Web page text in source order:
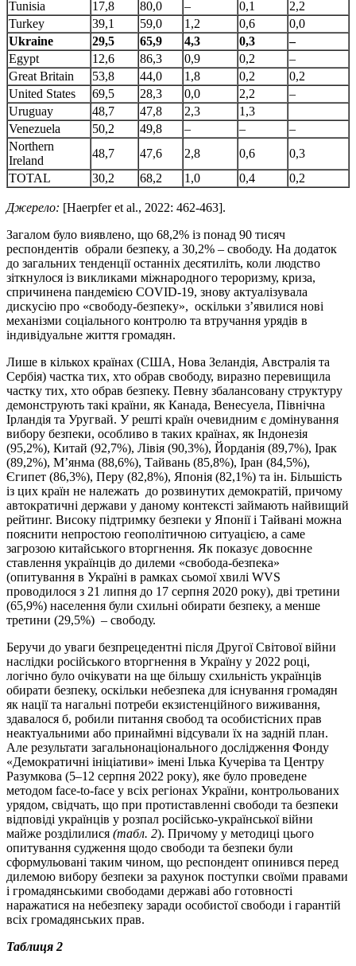
Tunisia 17,8 80,0 – 0,1
2,2
Turkey
39,1 59,0 1,2 0,6
0,0
Ukraine
29,5 65,9 4,3 0,3
–
Egypt
12,6 86,3 0,9 0,2
–
Great Britain
53,8 44,0 1,8 0,2
0,2
United States
69,5 28,3 0,0 2,2
–
Uruguay
48,7 47,8 2,3
1,3
Venezuela
50,2 49,8 – –
–
Northern
Ireland
48,7 47,6 2,8 0,6
0,3
TOTAL
30,2 68,2 1,0 0,4 0,2
Джерело: [Haerpfer et al., 2022: 462-463].
Загалом було виявлено, що 68,2% із понад 90 тисяч
респондентів обрали безпеку, а 30,2% – свободу. На додаток
до загальних тенденції останніх десятиліть, коли людство
зіткнулося із викликами міжнародного тероризму, криза,
спричинена пандемією COVID-19, знову актуалізувала
дискусію про «свободу-безпеку», оскільки з’явилися нові
механізми соціального контролю та втручання урядів в
індивідуальне життя громадян.
Лише в кількох країнах (США, Нова Зеландія, Австралія та
Сербія) частка тих, хто обрав свободу, виразно перевищила
частку тих, хто обрав безпеку. Певну збалансовану структуру
демонструють такі країни, як Канада, Венесуела, Північна
Ірландія та Уругвай. У решті країн очевидним є домінування
вибору безпеки, особливо в таких країнах, як Індонезія
(95,2%), Китай (92,7%), Лівія (90,3%), Йорданія (89,7%), Ірак
(89,2%), М’янма (88,6%), Тайвань (85,8%), Іран (84,5%),
Єгипет (86,3%), Перу (82,8%), Японія (82,1%) та ін. Більшість
із цих країн не належать до розвинутих демократій, причому
автократичні держави у даному контексті займають найвищий
рейтинг. Високу підтримку безпеки у Японії і Тайвані можна
пояснити непростою геополітичною ситуацією, а саме
загрозою китайського вторгнення. Як показує довоєнне
ставлення українців до дилеми «свобода-безпека»
(опитування в Україні в рамках сьомої хвилі WVS
проводилося з 21 липня до 17 серпня 2020 року), дві третини
(65,9%) населення були схильні обирати безпеку, а менше
третини (29,5%) – свободу.
Беручи до уваги безпрецедентні після Другої Світової війни
наслідки російського вторгнення в Україну у 2022 році,
логічно було очікувати на ще більшу схильність українців
обирати безпеку, оскільки небезпека для існування громадян
як нації та нагальні потреби екзистенційного виживання,
здавалося б, робили питання свобод та особистісних прав
неактуальними або принаймні відсували їх на задній план.
Але результати загальнонаціонального дослідження Фонду
«Демократичні ініціативи» імені Ілька Кучеріва та Центру
Разумкова (5–12 серпня 2022 року), яке було проведене
методом face-to-face у всіх регіонах України, контрольованих
урядом, свідчать, що при протиставленні свободи та безпеки
відповіді українців у розпал російсько-української війни
майже розділилися (табл. 2). Причому у методиці цього
опитування судження щодо свободи та безпеки були
сформульовані таким чином, що респондент опинився перед
дилемою вибору безпеки за рахунок поступки своїми правами
і громадянськими свободами державі або готовності
наражатися на небезпеку заради особистої свободи і гарантій
всіх громадянських прав.
Таблиця 2